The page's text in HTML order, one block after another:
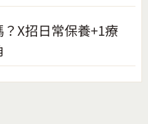
X招日常保養+1療